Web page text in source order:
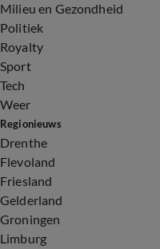
Milieu en Gezondheid
Politiek
Royalty
Sport
Tech
Weer
Regionieuws
Drenthe
Flevoland
Friesland
Gelderland
Groningen
Limburg